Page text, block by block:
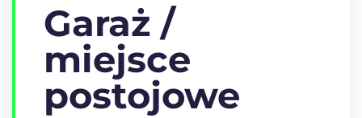
Garaż /
miejsce
postojowe